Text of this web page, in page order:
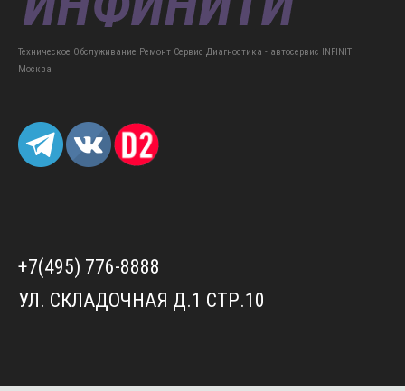
Техническое Обслуживание Ремонт Сервис Диагностика - автосервис INFINITI
Москва
+7(495) 776-8888
УЛ. СКЛАДОЧНАЯ Д.1 СТР.10